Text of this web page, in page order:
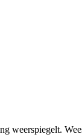
weerspiegelt.